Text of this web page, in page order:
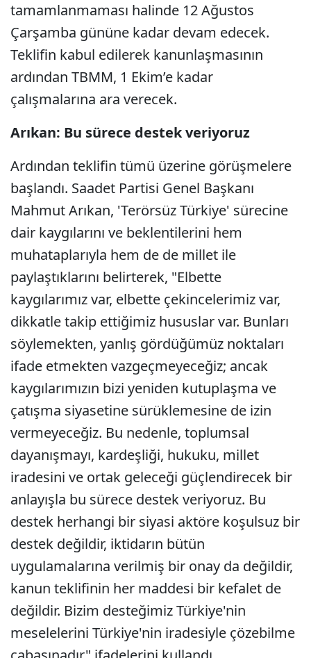
tamamlanmaması halinde 12 Ağustos
Çarşamba gününe kadar devam edecek.
Teklifin kabul edilerek kanunlaşmasının
ardından TBMM, 1 Ekim’e kadar
çalışmalarına ara verecek.
Arıkan: Bu sürece destek veriyoruz
Ardından teklifin tümü üzerine görüşmelere
başlandı. Saadet Partisi Genel Başkanı
Mahmut Arıkan, 'Terörsüz Türkiye' sürecine
dair kaygılarını ve beklentilerini hem
muhataplarıyla hem de de millet ile
paylaştıklarını belirterek, "Elbette
kaygılarımız var, elbette çekincelerimiz var,
dikkatle takip ettiğimiz hususlar var. Bunları
söylemekten, yanlış gördüğümüz noktaları
ifade etmekten vazgeçmeyeceğiz; ancak
kaygılarımızın bizi yeniden kutuplaşma ve
çatışma siyasetine sürüklemesine de izin
vermeyeceğiz. Bu nedenle, toplumsal
dayanışmayı, kardeşliği, hukuku, millet
iradesini ve ortak geleceği güçlendirecek bir
anlayışla bu sürece destek veriyoruz. Bu
destek herhangi bir siyasi aktöre koşulsuz bir
destek değildir, iktidarın bütün
uygulamalarına verilmiş bir onay da değildir,
kanun teklifinin her maddesi bir kefalet de
değildir. Bizim desteğimiz Türkiye'nin
meselelerini Türkiye'nin iradesiyle çözebilme